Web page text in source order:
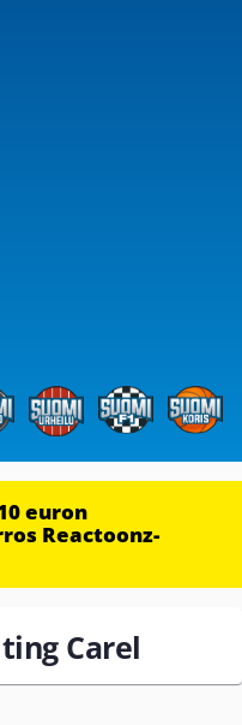
euron
Reactoonz-
Carel